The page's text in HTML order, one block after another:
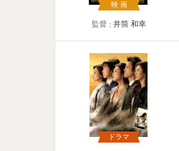
映画
監督 井筒 和幸
ドラマ